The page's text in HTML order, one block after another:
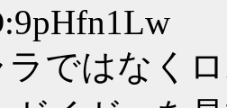
ラではなく